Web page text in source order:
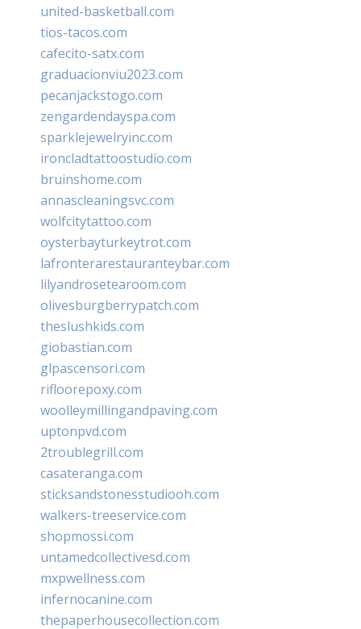
united-basketball.com
tios-tacos.com
cafecito-satx.com
graduacionviu2023.com
pecanjackstogo.com
zengardendayspa.com
sparklejewelryinc.com
ironcladtattoostudio.com
bruinshome.com
annascleaningsvc.com
wolfcitytattoo.com
oysterbayturkeytrot.com
lafronterarestauranteybar.com
lilyandrosetearoom.com
olivesburgberrypatch.com
theslushkids.com
giobastian.com
glpascensori.com
rifloorepoxy.com
woolleymillingandpaving.com
uptonpvd.com
2troublegrill.com
casateranga.com
sticksandstonesstudiooh.com
walkers-treeservice.com
shopmossi.com
untamedcollectivesd.com
mxpwellness.com
infernocanine.com
thepaperhousecollection.com